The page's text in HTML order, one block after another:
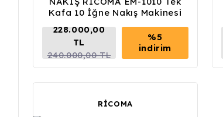
Kafa 10 İğne Nakış Makinesi
228.000,00
TL
240.000,00 TL
%5
indirim
RİCOMA